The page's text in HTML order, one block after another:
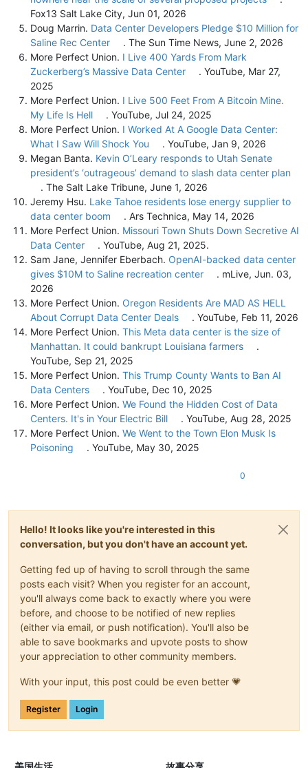
Fox13 Salt Lake City, Jun 01, 2026
Doug Marrin. Data Center Developers Pledge $10 Million for
Saline Rec Center
. The Sun Time News, June 2, 2026
More Perfect Union. I Live 400 Yards From Mark
Zuckerberg’s Massive Data Center
. YouTube, Mar 27,
2025
More Perfect Union. I Live 500 Feet From A Bitcoin Mine.
My Life Is Hell
. YouTube, Jul 24, 2025
More Perfect Union. I Worked At A Google Data Center:
What I Saw Will Shock You
. YouTube, Jan 9, 2026
Megan Banta. Kevin O’Leary responds to Utah Senate
president’s ‘outrageous’ demand to slash data center plan
. The Salt Lake Tribune, June 1, 2026
Jeremy Hsu. Lake Tahoe residents lose energy supplier to
data center boom
. Ars Technica, May 14, 2026
More Perfect Union. Missouri Town Shuts Down Secretive AI
Data Center
. YouTube, Aug 21, 2025.
Sam Jane, Jennifer Eberbach. OpenAI-backed data center
gives $10M to Saline recreation center
. mLive, Jun. 03,
2026
More Perfect Union. Oregon Residents Are MAD AS HELL
About Corrupt Data Center Deals
. YouTube, Feb 11, 2026
More Perfect Union. This Meta data center is the size of
Manhattan. It could bankrupt Louisiana farmers
.
YouTube, Sep 21, 2025
More Perfect Union. This Trump County Wants to Ban AI
Data Centers
. YouTube, Dec 10, 2025
More Perfect Union. We Found the Hidden Cost of Data
Centers. It's in Your Electric Bill
. YouTube, Aug 28, 2025
More Perfect Union. We Went to the Town Elon Musk Is
Poisoning
. YouTube, May 30, 2025
0
Hello! It looks like you're interested in this
conversation, but you don't have an account yet.
Getting fed up of having to scroll through the same
posts each visit? When you register for an account,
you'll always come back to exactly where you were
before, and choose to be notified of new replies
(either via email, or push notification). You'll also be
able to save bookmarks and upvote posts to show
your appreciation to other community members.
With your input, this post could be even better 💗
Register Login